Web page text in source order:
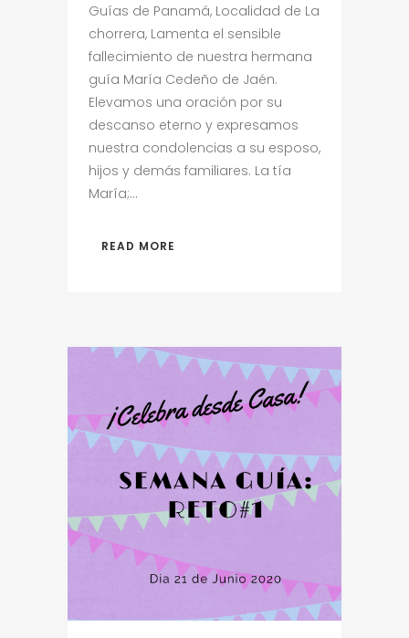
Guías de Panamá, Localidad de La
chorrera, Lamenta el sensible
fallecimiento de nuestra hermana
guía María Cedeño de Jaén.
Elevamos una oración por su
descanso eterno y expresamos
nuestra condolencias a su esposo,
hijos y demás familiares. La tía
María;...
READ MORE